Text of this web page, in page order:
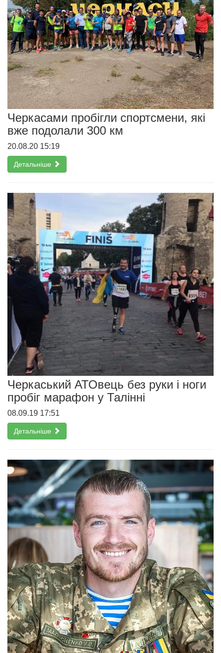
Черкасами пробігли спортсмени, які
вже подолали 300 км
20.08.20 15:19
Детальніше
Черкаський АТОвець без руки і ноги
пробіг марафон у Талінні
08.09.19 17:51
Детальніше